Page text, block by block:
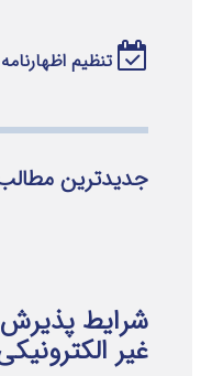
تنظیم
جدیدترین
شرایط
غیر